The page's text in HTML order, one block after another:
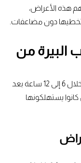
هذه الأعراض،
دون مضاعفات.
البيرة من
تبدأ أعراض انسحاب البيرة من الجسم عادةً خلال 6 إلى 12 ساعة بعد
يستهلكونها